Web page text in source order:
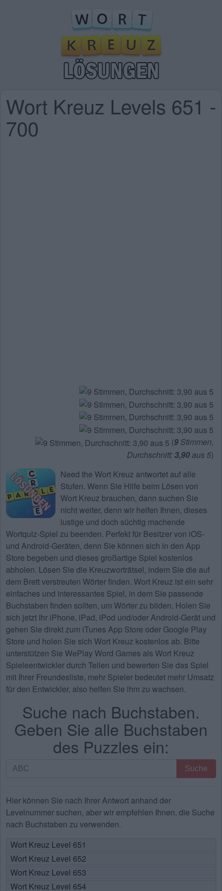
Wort Kreuz Levels 651 -
700
(9 Stimmen,
Durchschnitt:3,90aus 5)
Need the Wort Kreuz antwortet auf alle
Stufen. Wenn Sie Hilfe beim Lösen von
Wort Kreuz brauchen, dann suchen Sie
nicht weiter, denn wir helfen Ihnen, dieses
lustige und doch süchtig machende
Wortquiz-Spiel zu beenden. Perfekt für Besitzer von iOS-
und Android-Geräten, denn Sie können sich in den App
Store begeben und dieses großartige Spiel kostenlos
abholen. Lösen Sie die Kreuzworträtsel, indem Sie die auf
dem Brett verstreuten Wörter finden. Wort Kreuz ist ein sehr
einfaches und interessantes Spiel, in dem Sie passende
Buchstaben finden sollten, um Wörter zu bilden. Holen Sie
sich jetzt Ihr iPhone, iPad, iPod und/oder Android-Gerät und
gehen Sie direkt zum iTunes App Store oder Google Play
Store und holen Sie sich Wort Kreuz kostenlos ab. Bitte
unterstützen Sie WePlay Word Games als Wort Kreuz
Spieleentwickler durch Teilen und bewerten Sie das Spiel
mit Ihrer Freundesliste, mehr Spieler bedeutet mehr Umsatz
für den Entwickler, also helfen Sie ihm zu wachsen.
Suche nach Buchstaben.
Geben Sie alle Buchstaben
des Puzzles ein:
Suche
Geben
Sie
alle
des
Puzzles
ein:
Suche
Hier können Sie nach Ihrer Antwort anhand der
Levelnummer suchen, aber wir empfehlen Ihnen, die Suche
nach Buchstaben zu verwenden.
Wort Kreuz Level 651
Wort Kreuz Level 652
Wort Kreuz Level 653
Wort Kreuz Level 654